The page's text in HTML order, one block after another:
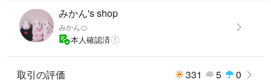
みかん's shop
みかん🍊
本人確認済
取引の評価 331 5 0